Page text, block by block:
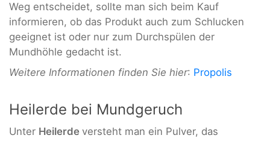
Weg entscheidet, sollte man sich beim Kauf
informieren, ob das Produkt auch zum Schlucken
geeignet ist oder nur zum Durchspülen der
Mundhöhle gedacht ist.
Weitere Informationen finden Sie hier: Propolis
Heilerde bei Mundgeruch
Unter Heilerde versteht man ein Pulver, das